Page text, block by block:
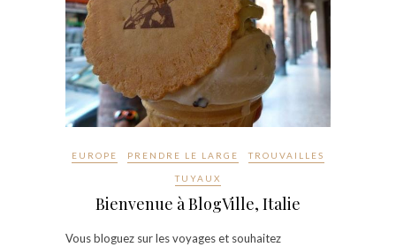
EUROPE PRENDRE LE LARGE TROUVAILLES
TUYAUX
Bienvenue à BlogVille, Italie
Vous bloguez sur les voyages et souhaitez